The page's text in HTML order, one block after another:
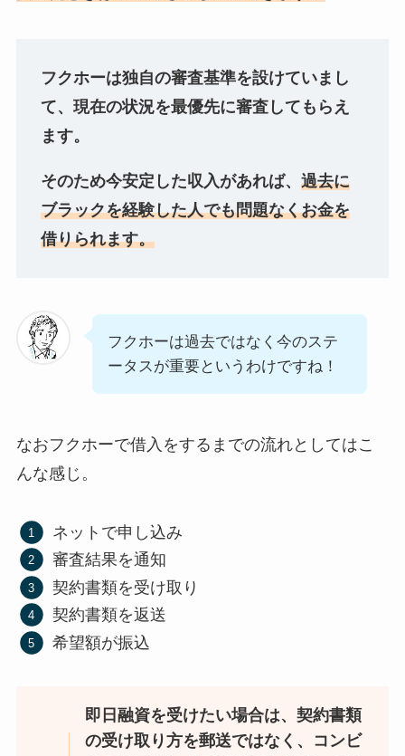
フクホーは独自の審査基準を設けていまし
て、現在の状況を最優先に審査してもらえ
ます。
そのため今安定した収入があれば、 過去に
ブラックを経験した人でも問題なくお金を
借りられます。
フクホーは過去ではなく今のステ
ータスが重要というわけですね！
なおフクホーで借入をするまでの流れとしてはこ
んな感じ。
ネットで申し込み
審査結果を通知
契約書類を受け取り
契約書類を返送
希望額が振込
即日融資を受けたい場合は、契約書類
の受け取り方を郵送ではなく、コンビ